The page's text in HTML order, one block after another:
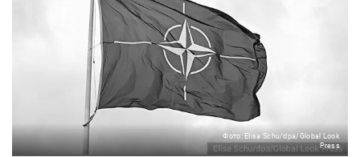
Фото: Elisa Schu/dpa/Global Look
Press